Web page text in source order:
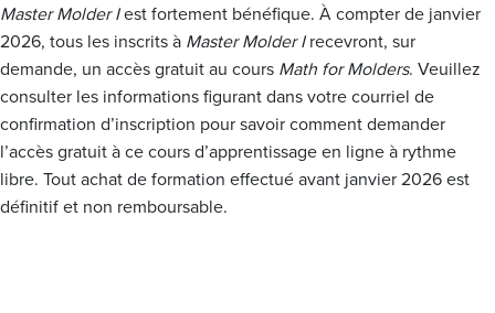
Master Molder Iest fortement bénéfique. À compter de janvier
2026, tous les inscrits à Master Molder Irecevront, sur
demande, un accès gratuit au cours Math for Molders. Veuillez
consulter les informations figurant dans votre courriel de
confirmation d’inscription pour savoir comment demander
l’accès gratuit à ce cours d’apprentissage en ligne à rythme
libre. Tout achat de formation effectué avant janvier 2026 est
définitif et non remboursable.